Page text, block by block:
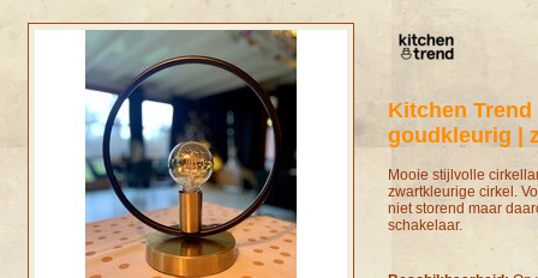
Kitchen Trend
goudkleurig |
Mooie stijlvolle
zwartkleurige cirkel.
niet storend maar
schakelaar.